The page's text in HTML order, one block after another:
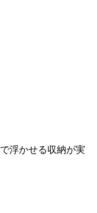
浮かせる収納が実